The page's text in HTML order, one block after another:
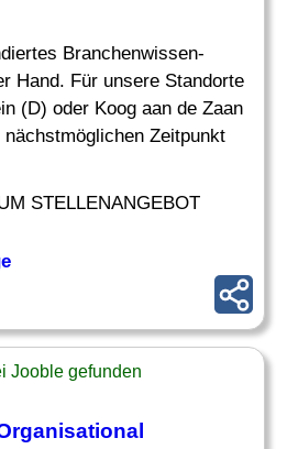
Branchenwissen-
Hand. Für unsere Standorte
(D) oder Koog aan de Zaan
Zeitpunkt
STELLENANGEBOT
Jooble gefunden